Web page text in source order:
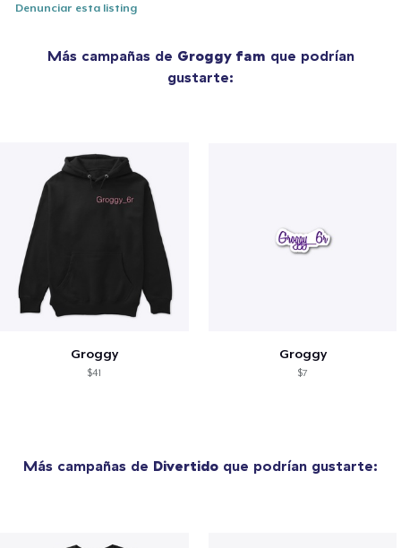
Denunciar esta listing
Más campañas de Groggy fam que podrían
gustarte:
Groggy
$41
Groggy
$7
Más campañas de Divertido que podrían gustarte: